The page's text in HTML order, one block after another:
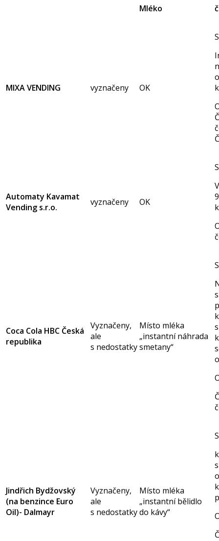
Mléko
MIXA VENDING vyznačeny OK
Automaty Kavamat
Vending s.r.o.
vyznačeny OK
Coca Cola HBC Česká
republika
Vyznačeny,
ale
s nedostatky
Místo mléka
„instantní náhrada
smetany“
Jindřich Bydžovský
(na benzince Euro
Oil)- Dalmayr
Vyznačeny,
ale
s nedostatky
Místo mléka
„instantní bělidlo
do kávy“